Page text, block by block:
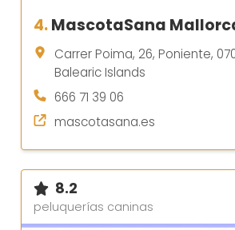
4.MascotaSana
Carrer Poima, 26, Poniente,
Balearic Islands
666 71 39 06
mascotasana.es
8.2
peluquerías caninas